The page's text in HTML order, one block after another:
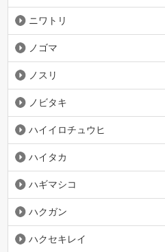
ニワトリ
ノゴマ
ノスリ
ノビタキ
ハイイロチュウヒ
ハイタカ
ハギマシコ
ハクガン
ハクセキレイ